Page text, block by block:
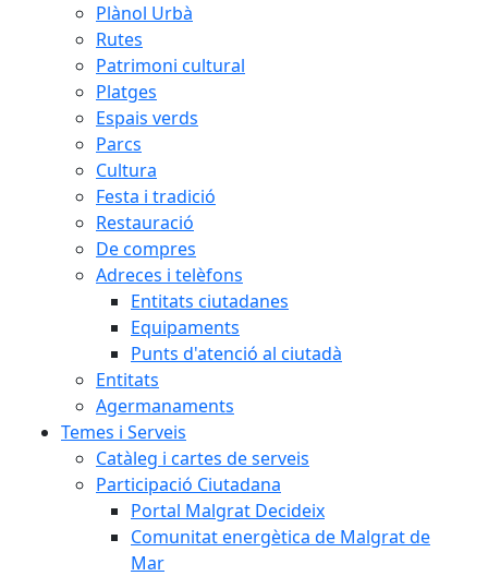
Plànol Urbà
Rutes
Patrimoni cultural
Platges
Espais verds
Parcs
Cultura
Festa i tradició
Restauració
De compres
Adreces i telèfons
Entitats ciutadanes
Equipaments
Punts d'atenció al ciutadà
Entitats
Agermanaments
Temes i Serveis
Catàleg i cartes de serveis
Participació Ciutadana
Portal Malgrat Decideix
Comunitat energètica de Malgrat de
Mar